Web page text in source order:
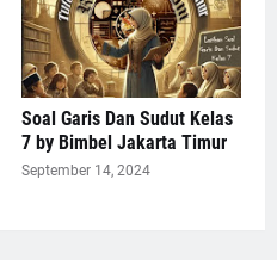
Soal Garis Dan Sudut Kelas
7 by Bimbel Jakarta Timur
September 14, 2024